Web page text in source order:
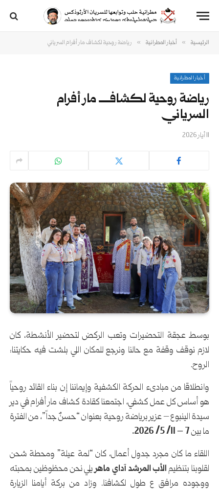
الرئيسية » أخبار المطرانية » رياضة روحية لكشاف مار أفرام السرياني
أخبار المطرانية
رياضة روحية لكشاف مار أفرام
السرياني
11 أيار 2026
بوسط عجقة التحضيرات وتعب الركض لتحضير الأنشطة، كان
لازم نوقف وقفة مع حالنا ونرجع للمكان اللي بلشت فيه حكايتنا:
الروح.
وانطلاقا من مبادىء الحركة الكشفية وإيماننا إن بناء القائد روحياً
هو أساس كل عمل كشفي، اجتمعنا كقادة كشاف مار أفرام في دير
سيدة الينبوع – عزير برياضة روحية بعنوان “حسنٌ جداً”، من الفترة
ما بين7 – 11/ 5/ 2026.
اللقاء ما كان مجرد جدول أعمال، كان “لمة عيلة” ومحطة شحن
لقلوبنا بتنظيم الأب المرشد آداي ماهريلي نحن محظوظين بمحبته
ووجوده مرافق ع طول لكشافنا. وزاد من بركة أيامنا الزيارة